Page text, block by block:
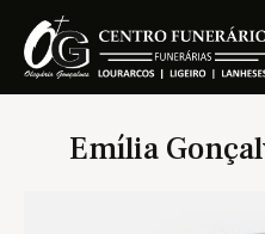
Emília